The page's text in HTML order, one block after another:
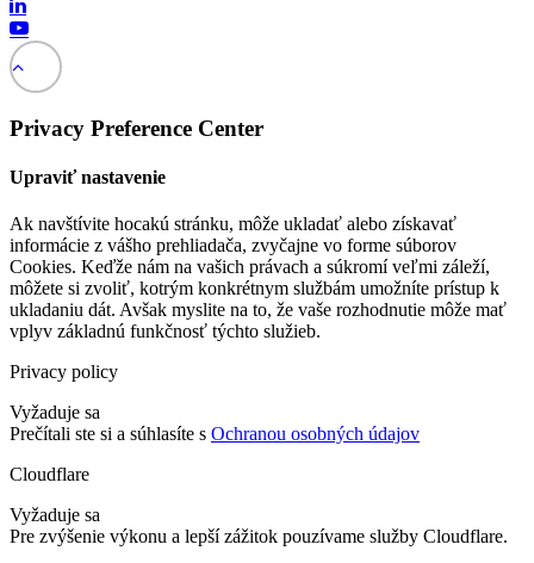
Privacy Preference Center
Upraviť nastavenie
Ak navštívite hocakú stránku, môže ukladať alebo získavať
informácie z vášho prehliadača, zvyčajne vo forme súborov
Cookies. Keďže nám na vašich právach a súkromí veľmi záleží,
môžete si zvoliť, kotrým konkrétnym službám umožníte prístup k
ukladaniu dát. Avšak myslite na to, že vaše rozhodnutie môže mať
vplyv základnú funkčnosť týchto služieb.
Privacy policy
Vyžaduje sa
Prečítali ste si a súhlasíte s Ochranou osobných údajov
Cloudflare
Vyžaduje sa
Pre zvýšenie výkonu a lepší zážitok pouzívame služby Cloudflare.